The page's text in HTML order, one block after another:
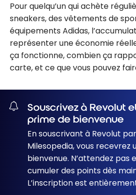
Pour quelqu’un qui achète
sneakers, des vêtements de
équipements Adidas,
représenter une économie
ça fonctionne, combien ça
carte, et ce que vous pouvez
Souscrivez à Revolut
prime de bienvenue
En souscrivant à Revolut
Milesopedia, vous recevrez
bienvenue. N’attendez pas
cumuler des points dès
L’inscription est